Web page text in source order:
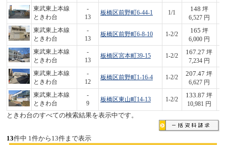
東武東上本線
ときわ台
-
13
板橋区前野町6-44-1 1/1
148 坪
6,527 円
東武東上本線
ときわ台
-
13
板橋区前野町6-8-10 1-2/2
165 坪
6,000 円
東武東上本線
ときわ台
-
13
板橋区宮本町39-15 1-2/2
167.27 坪
7,234 円
東武東上本線
ときわ台
-
12
板橋区前野町1-16-4 1-2/2
207.47 坪
6,627 円
東武東上本線
ときわ台
-
9
板橋区東山町14-13 1-2/2
133.87 坪
10,981 円
ときわ台のすべての検索結果を表示中です。
13件中 1件から13件まで表示